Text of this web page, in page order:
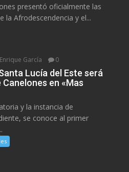
presentó oficialmente las
la Afrodescendencia y el...
García 0
Lucía del Este será
en «Mas
y la instancia de
se conoce al primer